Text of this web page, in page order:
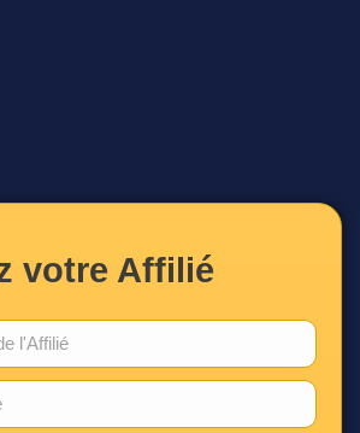
votre Affilié